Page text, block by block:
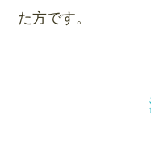
た方です。